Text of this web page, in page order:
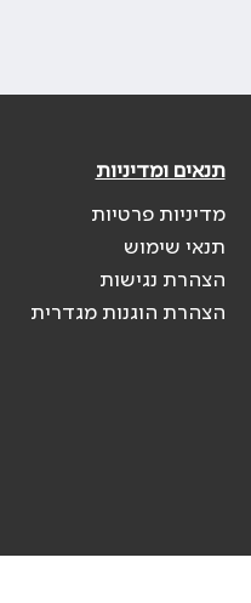
תנאים ומדיניות
מדיניות פרטיות
תנאי שימוש
הצהרת נגישות
הצהרת הוגנות מגדרית